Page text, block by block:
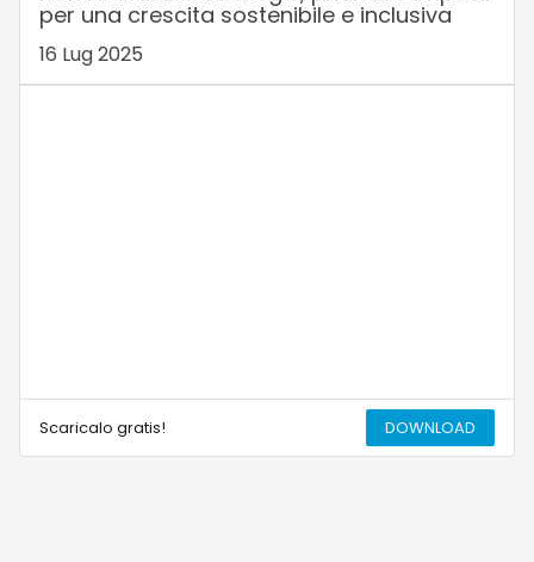
per una crescita sostenibile e inclusiva
16 Lug 2025
Scaricalo gratis! DOWNLOAD